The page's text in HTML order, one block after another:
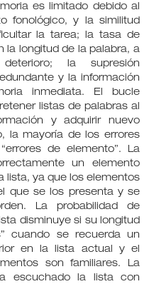
es limitado debido al
fonológico, y la similitud
la tarea; la tasa de
la longitud de la palabra, a
la supresión
y la información
inmediata. El bucle
listas de palabras al
y adquirir nuevo
la mayoría de los errores
de elemento”. La
un elemento
lista, ya que los elementos
que se los presenta y se
La probabilidad de
disminuye si su longitud
cuando se recuerda un
en la lista actual y el
son familiares. La
escuchado la lista con